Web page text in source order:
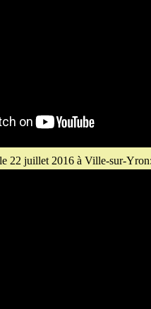
22 juillet 2016 à Ville-sur-